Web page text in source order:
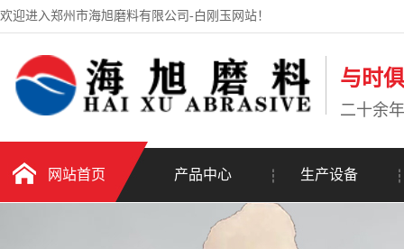
欢迎进入郑州市海旭磨料有限公司-白刚玉网站！
与时
二十余
网站首页 产品中心 生产设备